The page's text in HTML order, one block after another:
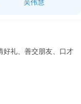
吴伟慧
好礼、善交朋友、口才